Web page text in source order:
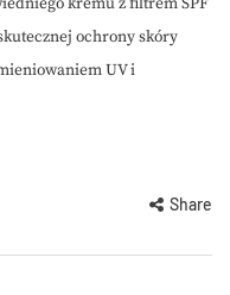
kremu z filtrem SPF
ochrony skóry
UV i
Share